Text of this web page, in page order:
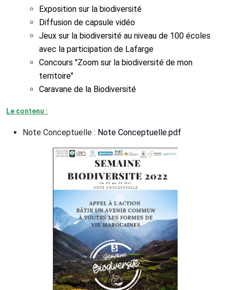
Exposition sur la biodiversité
Diffusion de capsule vidéo
Jeux sur la biodiversité au niveau de 100 écoles
avec la participation de Lafarge
Concours "Zoom sur la biodiversité de mon
territoire"
Caravane de la Biodiversité
Le contenu :
Note Conceptuelle : Note Conceptuelle.pdf